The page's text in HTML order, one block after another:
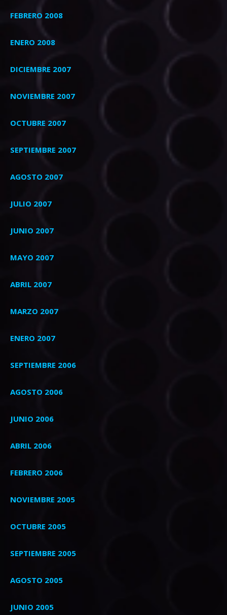
FEBRERO 2008
ENERO 2008
DICIEMBRE 2007
NOVIEMBRE 2007
OCTUBRE 2007
SEPTIEMBRE 2007
AGOSTO 2007
JULIO 2007
JUNIO 2007
MAYO 2007
ABRIL 2007
MARZO 2007
ENERO 2007
SEPTIEMBRE 2006
AGOSTO 2006
JUNIO 2006
ABRIL 2006
FEBRERO 2006
NOVIEMBRE 2005
OCTUBRE 2005
SEPTIEMBRE 2005
AGOSTO 2005
JUNIO 2005